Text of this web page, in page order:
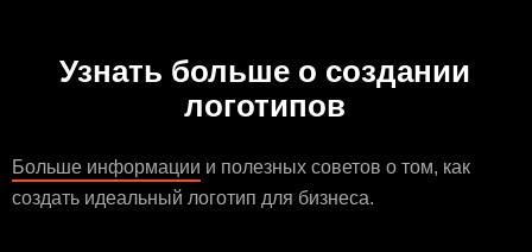
Узнать больше о создании
логотипов
Больше информации и полезных советов о том, как
создать идеальный логотип для бизнеса.